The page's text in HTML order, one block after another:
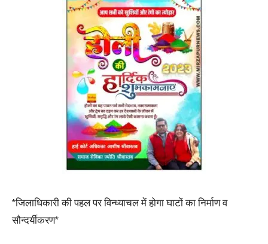
*जिलाधिकारी की पहल पर विन्ध्याचल में होगा घाटों का निर्माण व
सौन्दर्यीकरण*